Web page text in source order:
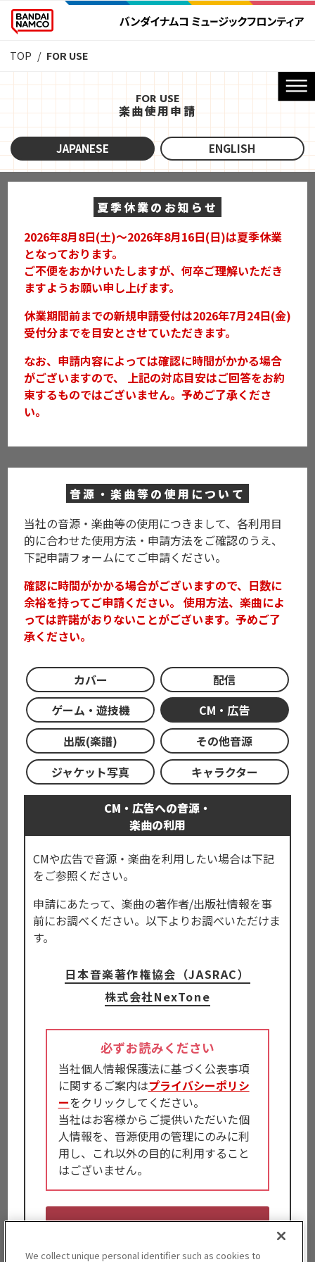
TOP FOR USE
FOR USE
楽曲使用申請
JAPANESE ENGLISH
夏季休業のお知らせ
2026年8月8日(土)～2026年8月16日(日)は夏季休業
となっております。
ご不便をおかけいたしますが、何卒ご理解いただき
ますようお願い申し上げます。
休業期間前までの新規申請受付は2026年7月24日(金)
受付分までを目安とさせていただきます。
なお、申請内容によっては確認に時間がかかる場合
がございますので、
上記の対応目安はご回答をお約
束するものではございません。予めご了承くださ
い。
音源・楽曲等の使用について
当社の音源・楽曲等の使用につきまして、 各利用目
的に合わせた使用方法・申請方法をご確認のうえ、
下記申請フォームにてご申請ください。
確認に時間がかかる場合がございますので、日数に
余裕を持ってご申請ください。 使用方法、楽曲によ
っては許諾がおりないことがございます。予めご了
承ください。
カバー
配信
ゲーム・遊技機
CM・広告
出版(楽譜)
その他音源
ジャケット写真
キャラクター
CM・広告への音源・
楽曲の利用
CMや広告で音源・楽曲を利用したい場合は下記
をご参照ください。
申請にあたって、楽曲の著作者/出版社情報を事
前にお調べください。以下よりお調べいただけま
す。
日本音楽著作権協会（JASRAC）
株式会社NexTone
必ずお読みください
当社個人情報保護法に基づく公表事項
に関するご案内はプライバシーポリシ
ーをクリックしてください。
当社はお客様からご提供いただいた個
人情報を、音源使用の管理にのみに利
用し、これ以外の目的に利用すること
はございません。
同意して
We collect unique personal identifier such as cookies to